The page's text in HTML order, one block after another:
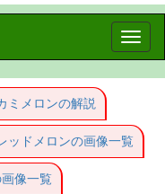
Toggle
ミメロンの解説
ッドメロンの画像一覧
像一覧